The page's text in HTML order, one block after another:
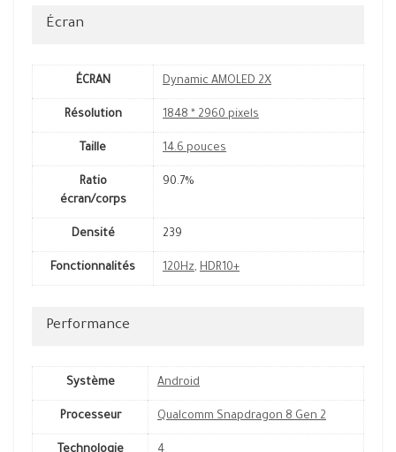
Écran
ÉCRAN Dynamic AMOLED 2X
Résolution 1848 * 2960 pixels
Taille 14.6 pouces
Ratio
écran/corps
90.7%
Densité 239
Fonctionnalités 120Hz, HDR10+
Performance
Système Android
Processeur Qualcomm Snapdragon 8 Gen 2